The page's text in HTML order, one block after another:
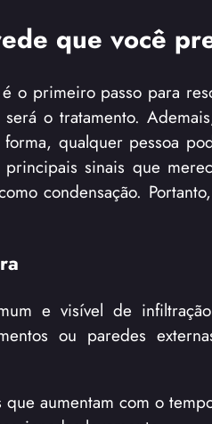
que você
o primeiro passo para
o tratamento.
qualquer pessoa
sinais que
condensação.
e visível de
ou paredes
que aumentam com o